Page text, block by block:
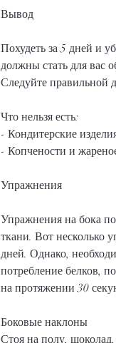
Вывод
Похудеть за 5 дней и
должны стать для вас
Следуйте правильной
Что нельзя есть:
- Кондитерские
- Копчености и
Упражнения
Упражнения на бока
ткани. Вот несколько
дней. Однако,
потребление белков,
на протяжении 30
Боковые наклоны
Стоя на полу,